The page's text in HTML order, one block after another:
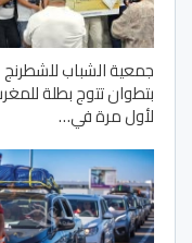
جمعية الشباب للشطرنج
بتطوان تتوج بطلة
لأول مرة في…